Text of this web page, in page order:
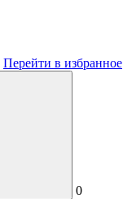
Перейти в избранное
0